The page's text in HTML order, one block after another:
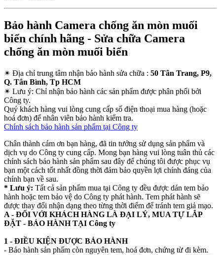
Bảo hành Camera chống ăn mòn muối
biển chính hãng - Sửa chữa Camera
chống ăn mòn muối biển
✴ Địa chỉ trung tâm nhận bảo hành sửa chữa : 50 Tân Trang, P9,
Q. Tân Bình, Tp HCM
✴ Lưu ý: Chỉ nhận bảo hành các sản phẩm được phân phối bởi
Công ty.
Quý khách hàng vui lòng cung cấp số điện thoại mua hàng (hoặc
hoá đơn) để nhân viên bảo hành kiểm tra.
Chính sách bảo hành sản phẩm tại Công ty
Chân thành cám ơn bạn hàng, đã tin tưởng sử dụng sản phẩm và
dịch vụ do Công ty cung cấp. Mong bạn hàng vui lòng tuân thủ các
chính sách bảo hành sản phẩm sau đây để chúng tôi được phục vụ
bạn một cách tốt nhất đồng thời đảm bảo quyền lợi chính đáng của
chính bạn về sau.
* Lưu ý: Tất cả sản phẩm mua tại Công ty đều được dán tem bảo
hành hoặc tem bảo vệ do Công ty phát hành. Tem phát hành sẽ
được thay đổi nhận dạng theo từng thời điểm để tránh tem giả mạo.
A - ĐỐI VỚI KHÁCH HÀNG LÀ ĐẠI LÝ, MUA TỰ LẮP
ĐẶT - BẢO HÀNH TẠI Công ty
1 - ĐIỀU KIỆN ĐƯỢC BẢO HÀNH
- Bảo hành sản phẩm còn nguyên tem, hoá đơn, chứng từ đi kèm.